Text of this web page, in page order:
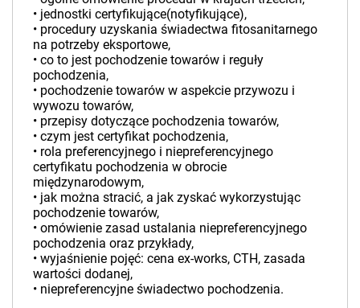
• jednostki certyfikujące(notyfikujące),
• procedury uzyskania świadectwa fitosanitarnego
na potrzeby eksportowe,
• co to jest pochodzenie towarów i reguły
pochodzenia,
• pochodzenie towarów w aspekcie przywozu i
wywozu towarów,
• przepisy dotyczące pochodzenia towarów,
• czym jest certyfikat pochodzenia,
• rola preferencyjnego i niepreferencyjnego
certyfikatu pochodzenia w obrocie
międzynarodowym,
• jak można stracić, a jak zyskać wykorzystując
pochodzenie towarów,
• omówienie zasad ustalania niepreferencyjnego
pochodzenia oraz przykłady,
• wyjaśnienie pojęć: cena ex-works, CTH, zasada
wartości dodanej,
• niepreferencyjne świadectwo pochodzenia.